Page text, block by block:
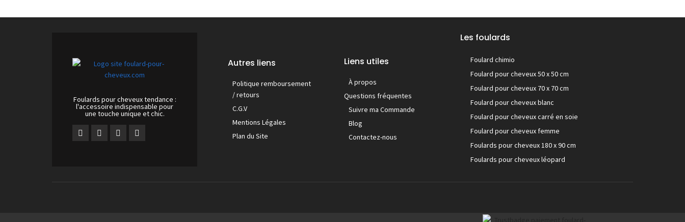
Foulards pour cheveux tendance :
l'accessoire indispensable pour
une touche unique et chic.
Autres liens
Politique remboursement
/ retours
C.G.V
Mentions Légales
Plan du Site
Liens utiles
À propos
Questions fréquentes
Suivre ma Commande
Blog
Contactez-nous
Les foulards
Foulard chimio
Foulard pour cheveux 50 x 50 cm
Foulard pour cheveux 70 x 70 cm
Foulard pour cheveux blanc
Foulard pour cheveux carré en soie
Foulard pour cheveux femme
Foulards pour cheveux 180 x 90 cm
Foulards pour cheveux léopard